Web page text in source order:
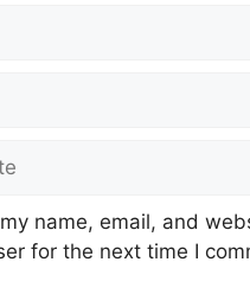
name, email, and
for the next time I